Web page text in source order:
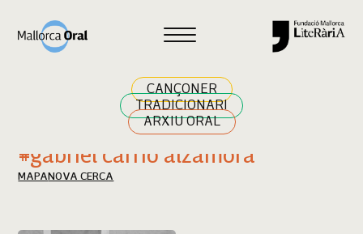
CANÇONER
TRADICIONARI
ARXIU ORAL
Cercar
Resultats cerca
#gabriel carrió alzamora
MAPA NOVA CERCA